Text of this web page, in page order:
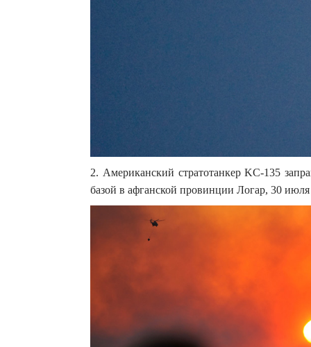
2. Американский стратотанкер KC-135
базой в афганской провинции Логар, 30